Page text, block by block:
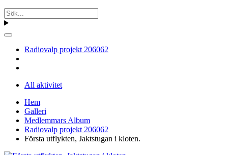
Radiovalp projekt 206062
All aktivitet
Hem
Galleri
Medlemmars Album
Radiovalp projekt 206062
Första utflykten, Jaktstugan i kloten.